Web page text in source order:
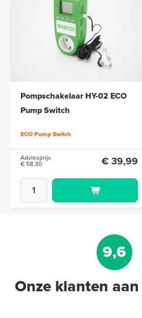
Pompschakelaar HY-02 ECO
Pump Switch
ECO Pump Switch
Adviesprijs
€ 58,30
€ 39,99
9,6
Onze klanten